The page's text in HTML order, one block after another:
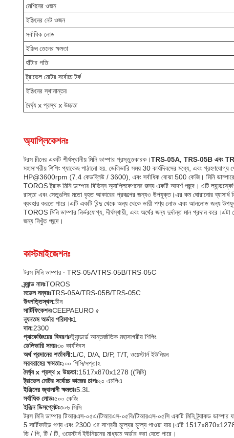
মেশিনের ওজন
ইঞ্জিনের নেট ওজন
সর্বাধিক লোড
ইঞ্জিন তেলের ক্ষমতা
হাঁটার গতি
ট্রাভেল মোটর সর্বোচ্চ টর্ক
ইঞ্জিনের স্থানান্তর
দৈর্ঘ্য x প্রস্থ x উচ্চতা
অ্যাপ্লিকেশনঃ
টরস চীনের একটি শীর্ষস্থানীয় মিনি ডাম্পার প্রস্তুতকারক।TRS-05A, TRS-05B এবং
মহাসাগরীয় শিপিং প্যাকেজ পাঠানো হয়. ডেলিভারি সময় 30 কার্যদিবসের মধ্যে, এবং
HP@3600rpm (7.4 কেডব্লিউ / 3600), এবং সর্বাধিক বোঝা 500 কেজি। মিনি
TOROS ট্রাক মিনি ডাম্পার বিভিন্ন অ্যাপ্লিকেশনের জন্য একটি আদর্শ পছন্দ। এটি
রাস্তা এবং সেতুগুলির মতো বৃহত আকারের প্রকল্পের জন্যও উপযুক্ত।এর কম ঘোরানোর ব্যাসার্ধ
ব্যবহার করতে পারে।এটি একটি বিন্দু থেকে অন্য থেকে ভারী পণ্য লোড এবং আনলোড জন্য
TOROS মিনি ডাম্পার নির্ভরযোগ্য, দীর্ঘস্থায়ী, এবং অর্থের জন্য দুর্দান্ত মান প্রদান
জন্য নিখুঁত পছন্দ।
কাস্টমাইজেশনঃ
টরস মিনি ডাম্পার ∙ TRS-05A/TRS-05B/TRS-05C
ব্র্যান্ড নামঃTOROS
মডেল নম্বরঃTRS-05A/TRS-05B/TRS-05C
উৎপত্তিস্থল:চীন
সার্টিফিকেশনঃCEEPAEURO ৫
ন্যূনতম অর্ডার পরিমাণঃ1
দাম:2300
প্যাকেজিংয়ের বিবরণঃস্ট্যান্ডার্ড আন্তর্জাতিক মহাসাগরীয় শিপিং
ডেলিভারি সময়ঃ৩০ কার্যদিবস
অর্থ প্রদানের শর্তাবলী:L/C, D/A, D/P, T/T, ওয়েস্টার্ন ইউনিয়ন
সরবরাহের ক্ষমতাঃ১০০ পিসি/সপ্তাহ
দৈর্ঘ্য x প্রস্থ x উচ্চতা:1517x870x1278 ((মিমি)
ট্রাভেল মোটর সর্বোচ্চ কাজের চাপঃ২০ এমপিএ
ইঞ্জিনের জ্বালানী ক্ষমতাঃ5.3L
সর্বাধিক লোডঃ৫০০ কেজি
ইঞ্জিন ডিসপ্লেটঃ৩০৬ সিসি
টরস মিনি ডাম্পার টিআরএস-০৫এ/টিআরএস-০৫বি/টিআরএস-০৫সি একটি মিনি ট্র্যাকড
5 সার্টিফাইড পণ্য এবং 2300 এর সাশ্রয়ী মূল্যের মূল্যে পাওয়া যায়।এটি 1517x870x1278
ডি / পি, টি / টি, ওয়েস্টার্ন ইউনিয়নের মাধ্যমে অর্ডার করা যেতে পারে।